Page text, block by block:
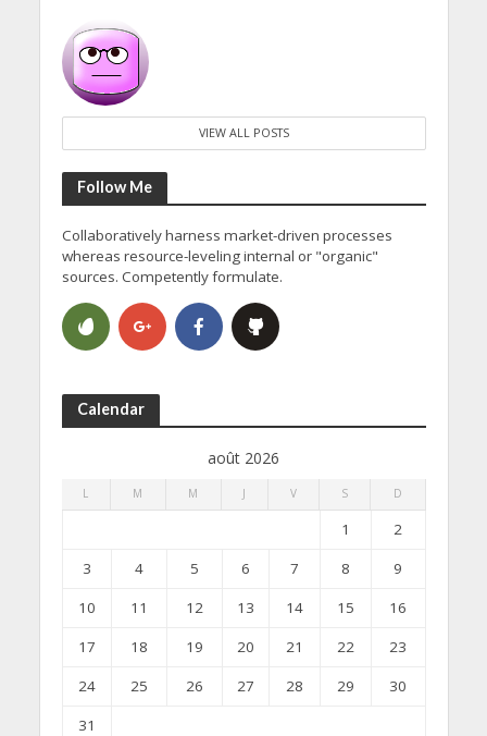
VIEW ALL POSTS
Follow Me
Collaboratively harness market-driven processes
whereas resource-leveling internal or "organic"
sources. Competently formulate.
Calendar
août 2026
L M M J V S D
1
2
3
4 5 6 7 8
9
10
11 12 13 14 15
16
17
18 19 20 21 22
23
24
25 26 27 28 29
30
31